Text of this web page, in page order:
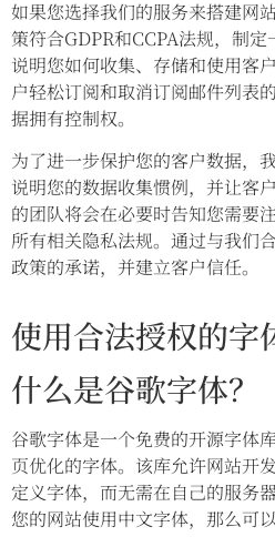
如果您选择我们的服务来搭建网
策符合GDPR和CCPA法规，制
说明您如何收集、存储和使用客
户轻松订阅和取消订阅邮件列表
据拥有控制权。
为了进一步保护您的客户数据，
说明您的数据收集惯例，并让客
的团队将会在必要时告知您需要
所有相关隐私法规。通过与我们
政策的承诺，并建立客户信任。
使用合法授权的字
什么是谷歌字体？
谷歌字体是一个免费的开源字体
页优化的字体。该库允许网站开
定义字体，而无需在自己的服务
您的网站使用中文字体，那么可